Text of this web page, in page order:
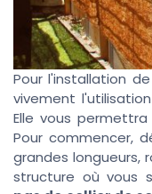
Pour l'installation
vivement
Elle vous
Pour commencer,
grandes longueurs,
structure où vous